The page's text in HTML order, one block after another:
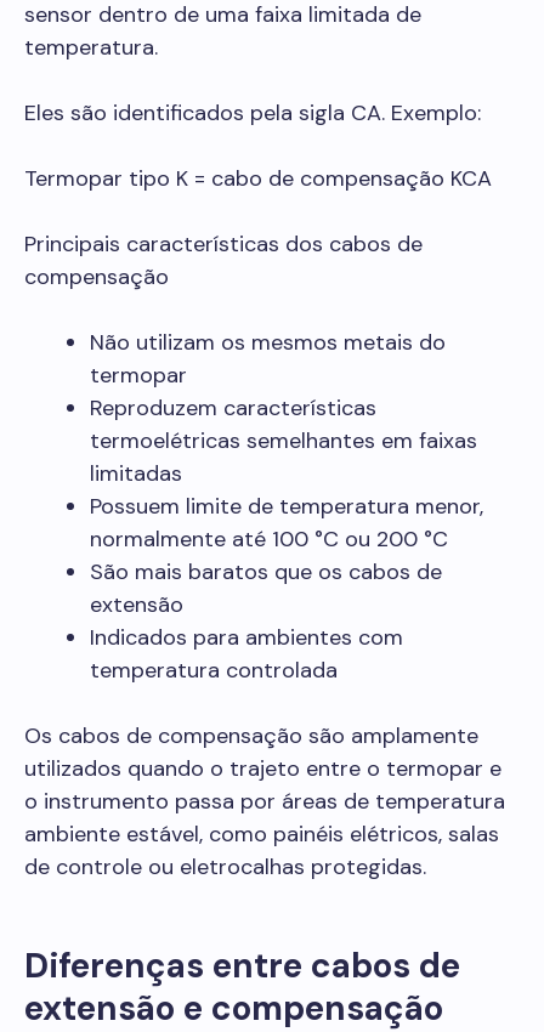
sensor dentro de uma faixa limitada de
temperatura.
Eles são identificados pela sigla CA. Exemplo:
Termopar tipo K = cabo de compensação KCA
Principais características dos cabos de
compensação
Não utilizam os mesmos metais do
termopar
Reproduzem características
termoelétricas semelhantes em faixas
limitadas
Possuem limite de temperatura menor,
normalmente até 100 °C ou 200 °C
São mais baratos que os cabos de
extensão
Indicados para ambientes com
temperatura controlada
Os cabos de compensação são amplamente
utilizados quando o trajeto entre o termopar e
o instrumento passa por áreas de temperatura
ambiente estável, como painéis elétricos, salas
de controle ou eletrocalhas protegidas.
Diferenças entre cabos de
extensão e compensação